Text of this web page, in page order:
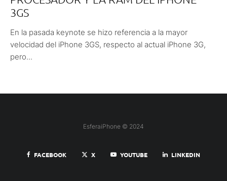
3GS
En la pasada keynote se hizo referencia a la mayor
velocidad del iPhone 3GS, respecto al actual iPhone 3G,
pero...
EsferaiPhone © 2024
FACEBOOK X YOUTUBE LINKEDIN